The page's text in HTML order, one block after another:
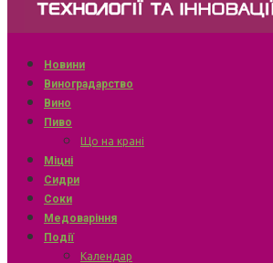
Новини
Виноградарство
Вино
Пиво
Що на крані
Міцні
Сидри
Соки
Медоваріння
Події
Календар